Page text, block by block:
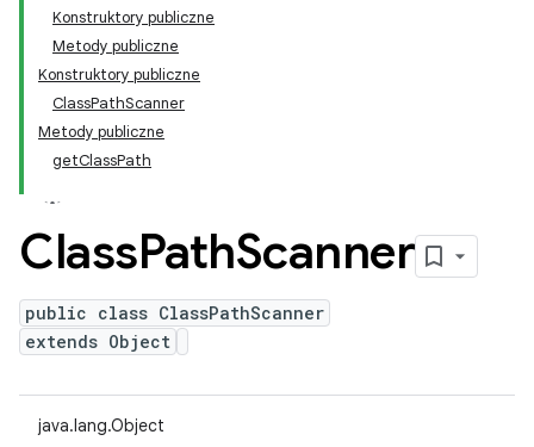
Konstruktory publiczne
Metody publiczne
Konstruktory publiczne
ClassPathScanner
Metody publiczne
getClassPath
ClassPathScanner
public class ClassPathScanner
extends Object
java.lang.Object